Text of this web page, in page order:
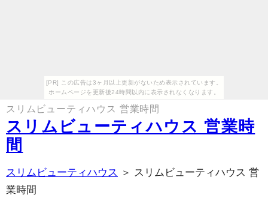
[PR] この広告は3ヶ月以上更新がないため表示されています。
ホームページを更新後24時間以内に表示されなくなります。
スリムビューティハウス 営業時間
スリムビューティハウス 営業時
間
スリムビューティハウス ＞ スリムビューティハウス 営
業時間